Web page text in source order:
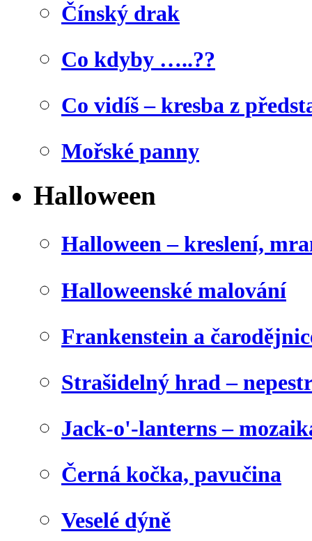
Čínský drak
Co kdyby …..??
Co vidíš – kresba z
Mořské panny
Halloween
Halloween – kreslení,
Halloweenské malování
Frankenstein a
Strašidelný hrad –
Jack-o'-lanterns –
Černá kočka, pavučina
Veselé dýně